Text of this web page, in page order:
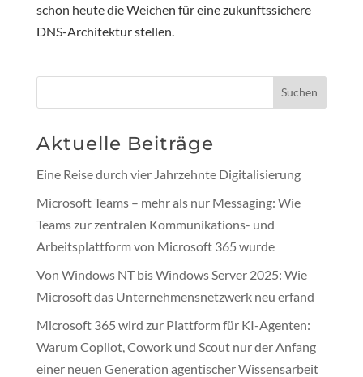
schon heute die Weichen für eine zukunftssichere
DNS-Architektur stellen.
Suchen
Aktuelle Beiträge
Eine Reise durch vier Jahrzehnte Digitalisierung
Microsoft Teams – mehr als nur Messaging: Wie
Teams zur zentralen Kommunikations- und
Arbeitsplattform von Microsoft 365 wurde
Von Windows NT bis Windows Server 2025: Wie
Microsoft das Unternehmensnetzwerk neu erfand
Microsoft 365 wird zur Plattform für KI-Agenten:
Warum Copilot, Cowork und Scout nur der Anfang
einer neuen Generation agentischer Wissensarbeit